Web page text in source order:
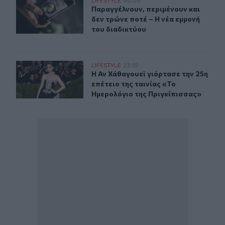
Παραγγέλνουν, περιμένουν και
Παραγγέλνουν, περιμένουν και
δεν τρώνε ποτέ – Η νέα εμμονή
του διαδικτύου
Η Αν Χάθαγουεϊ γιόρτασε την 25η επέτειο της ταινίας
LIFESTYLE 23:19
Η Αν Χάθαγουεϊ γιόρτασε την 25η
Η Αν Χάθαγουεϊ γιόρτασε την 25η
επέτειο της ταινίας «Το
Ημερολόγιο της Πριγκίπισσας»